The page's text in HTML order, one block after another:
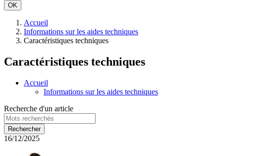
OK
Accueil
Informations sur les aides techniques
Caractéristiques techniques
Caractéristiques techniques
Accueil
Informations sur les aides techniques
Recherche d'un article
16/12/2025